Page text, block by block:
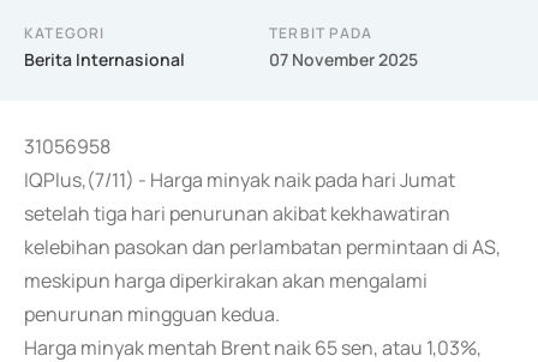
KATEGORI
Berita Internasional
TERBIT PADA
07 November 2025
31056958
IQPlus,(7/11) - Harga minyak naik pada hari Jumat
setelah tiga hari penurunan akibat kekhawatiran
kelebihan pasokan dan perlambatan permintaan di AS,
meskipun harga diperkirakan akan mengalami
penurunan mingguan kedua.
Harga minyak mentah Brent naik 65 sen, atau 1,03%,